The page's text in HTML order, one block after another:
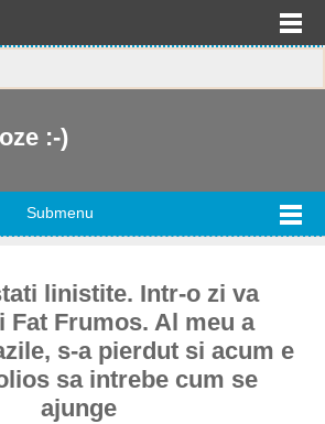
:-)
Submenu
linistite. Intr-o zi va
Fat Frumos. Al meu a
s-a pierdut si acum e
sa intrebe cum se
ajunge